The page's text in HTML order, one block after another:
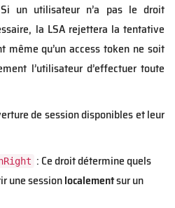
un utilisateur n’a pas le droit
la LSA rejettera la tentative
même qu’un access token ne soit
l’utilisateur d’effectuer toute
de session disponibles et leur
: Ce droit détermine quels
une sessionlocalementsur un